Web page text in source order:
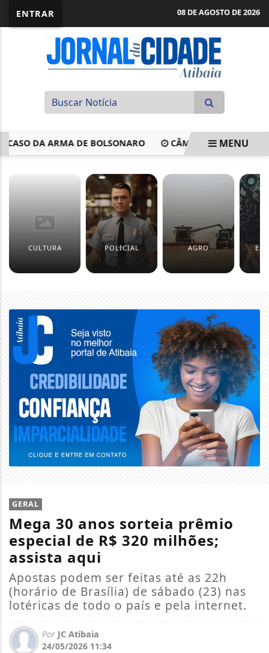
ENTRAR 08 DE AGOSTO DE 2026
DA ARMA DE BOLSONARO CÂMARA PODE VOTAR
MENU
CULTURA POLICIAL AGRO
GERAL
Mega 30 anos sorteia prêmio
especial de R$ 320 milhões;
assista aqui
Apostas podem ser feitas até as 22h
(horário de Brasília) de sábado (23) nas
lotéricas de todo o país e pela internet.
Por JC Atibaia
24/05/2026 11:34